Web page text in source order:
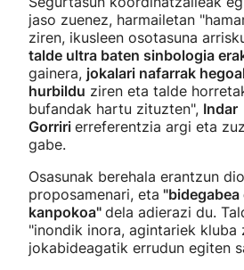
jaso zuenez, harmailetan
ziren, ikusleen osotasuna
talde ultra baten sinbologia
gainera, jokalari nafarrak
hurbildu ziren eta talde
bufandak hartu zituzten", Indar
Gorriri erreferentzia argi eta
gabe.
Osasunak berehala erantzun
proposamenari, eta
kanpokoa" dela adierazi du.
"inondik inora, agintariek kluba
jokabideagatik errudun egiten